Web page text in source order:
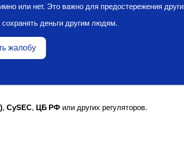
или нет. Это важно для предостережения
деньги другим людям.
жалобу
, CySEC, ЦБ РФ или других регуляторов.